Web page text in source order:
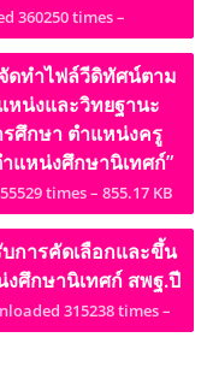
360250 times –
ดทำไฟล์วีดิทัศน์ตาม
น่งและวิทยฐานะ
ศึกษา ตำแหน่งครู
แหน่งศึกษานิเทศก์”
times – 855.17 KB
การคัดเลือกและขึ้น
ศึกษานิเทศก์ สพฐ.ปี
315238 times –